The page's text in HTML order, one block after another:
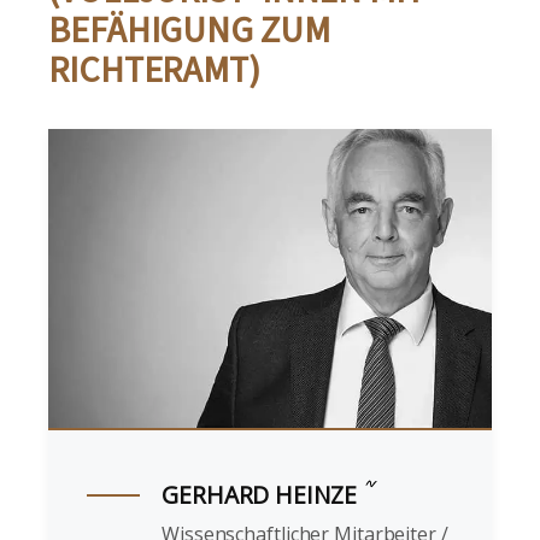
BEFÄHIGUNG ZUM
RICHTERAMT)
GERHARD HEINZE
Wissenschaftlicher Mitarbeiter /